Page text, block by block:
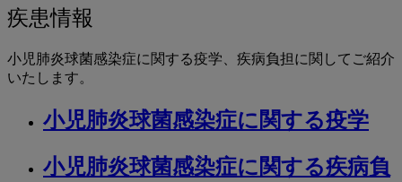
関
連
ー
ジ
疾
患
情
疾患情報
小児肺炎球菌感染症に関する疫学、疾病負担に関してご紹介
いたします。
小児肺炎球菌感染症に関する疫学
小児肺炎球菌感染症に関する疾病負